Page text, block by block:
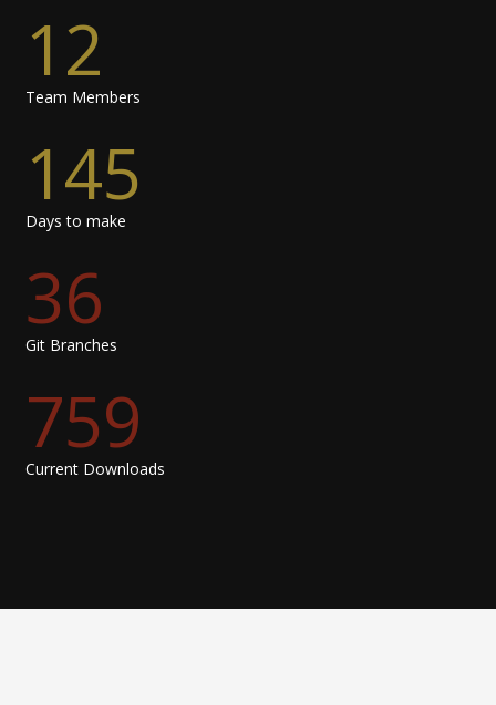
12
Team Members
145
Days to make
36
Git Branches
759
Current Downloads